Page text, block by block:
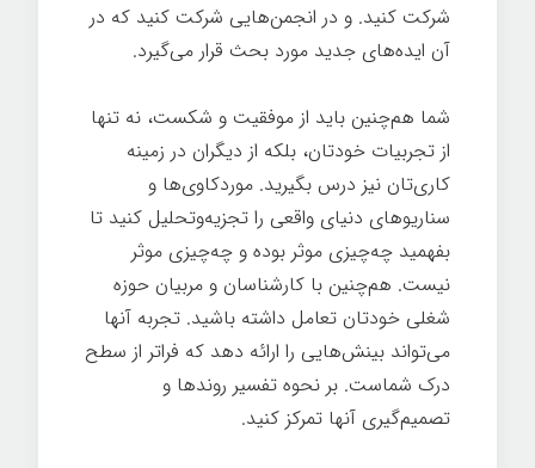
شرکت کنید. و در انجمن‌هایی شرکت کنید که در
آن ایده‌های جدید مورد بحث قرار می‌گیرد.
شما هم‌چنین باید از موفقیت و شکست، نه تنها
از تجربیات خودتان، بلکه از دیگران در زمینه
کاری‌تان نیز درس بگیرید. موردکاوی‌ها و
سناریوهای دنیای واقعی را تجزیه‌وتحلیل کنید تا
بفهمید چه‌چیزی موثر بوده و چه‌چیزی موثر
نیست. هم‌چنین با کارشناسان و مربیان حوزه
شغلی خودتان تعامل داشته باشید. تجربه آنها
می‌تواند بینش‌هایی را ارائه دهد که فراتر از سطح
درک شماست. بر نحوه تفسیر روندها و
تصمیم‌گیری آنها تمرکز کنید.